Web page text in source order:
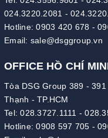
024.3220.2081 -
Hotline:0903 420 678 -
Email: sale@dsggroup.vn
OFFICE HỒ CHÍ
Tòa DSG Group 389 -
Thạnh - TP.HCM
Tel:028.3727.1111 -
Hotline:0908 597 705 -